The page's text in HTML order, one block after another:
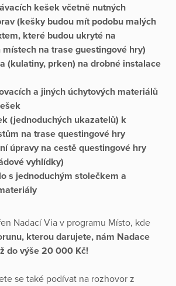
kešek včetně nutných
(kešky budou mít podobu malých
které budou ukryté na
na trase guestingové hry)
(kulatiny, prken) na drobné instalace
a jiných úchytových materiálů
(jednoduchých ukazatelů) k
na trase questingové hry
úpravy na cestě questingové hry
vyhlídky)
s jednoduchým stolečkem a
Nadací Via v programu Místo, kde
kterou darujete, nám Nadace
do výše 20 000 Kč!
se také podívat na rozhovor z